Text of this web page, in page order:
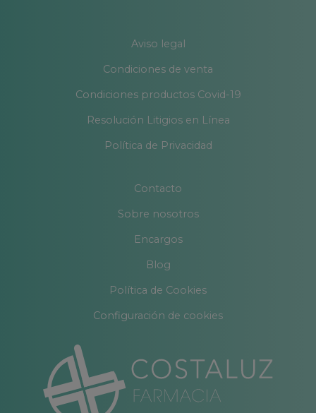
Aviso legal
Condiciones de venta
Condiciones productos Covid-19
Resolución Litigios en Línea
Política de Privacidad
Contacto
Sobre nosotros
Encargos
Blog
Política de Cookies
Configuración de cookies